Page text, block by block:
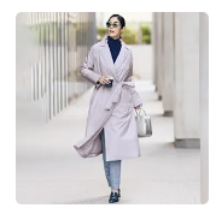
■色：（ア）アイボリ
■サイズ：約幅29・マ
ルダー高さ47～58cm
■素材：本体・持ち
滋賀県 50代女性
購入したサイズで「
思ったとおりの大き
とても使いやすい
お気に入り決定！